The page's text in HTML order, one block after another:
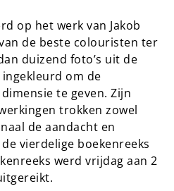
op het werk van Jakob
de beste colouristen ter
duizend foto’s uit de
ingekleurd om de
te geven. Zijn
trokken zowel
de aandacht en
vierdelige boekenreeks
werd vrijdag aan 2